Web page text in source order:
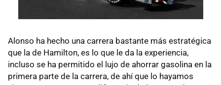
Alonso ha hecho una carrera bastante más estratégica
que la de Hamilton, es lo que le da la experiencia,
incluso se ha permitido el lujo de ahorrar gasolina en la
primera parte de la carrera, de ahí que lo hayamos